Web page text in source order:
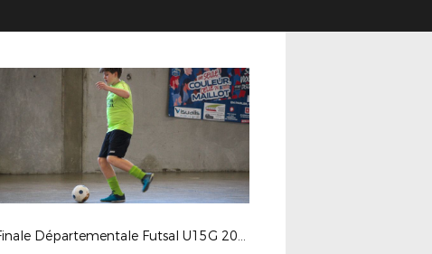
Finale Départementale Futsal U15G 2026